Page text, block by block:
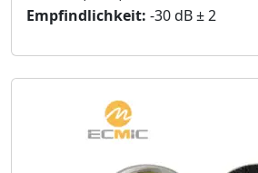
Empfindlichkeit: -30 dB ± 2